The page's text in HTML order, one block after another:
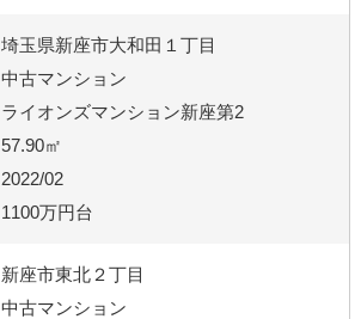
埼玉県新座市大和田１丁目
中古マンション
ライオンズマンション新座第2
57.90㎡
2022/02
1100万円台
新座市東北２丁目
中古マンション